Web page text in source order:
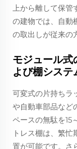
上から離して保管
の建物では、自動
の取出しが従来の
モジュール式
よび棚システ
可変式の片持ちラ
や自動車部品など
ペースの無駄を15
トレス棚は、繁
置が可能です。さ